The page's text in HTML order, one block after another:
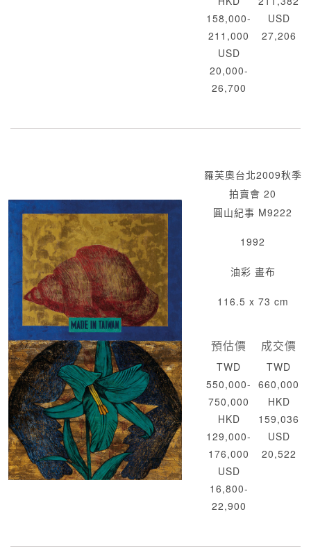
158,000-
211,000
USD
20,000-
26,700
USD
27,206
羅芙奧台北2009秋季
拍賣會 20
圓山紀事 M9222
1992
油彩 畫布
116.5 x 73 cm
預估價
TWD
550,000-
750,000
HKD
129,000-
176,000
USD
16,800-
22,900
成交價
TWD
660,000
HKD
159,036
USD
20,522